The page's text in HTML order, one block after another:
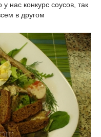
нас конкурс соусов, так
в другом